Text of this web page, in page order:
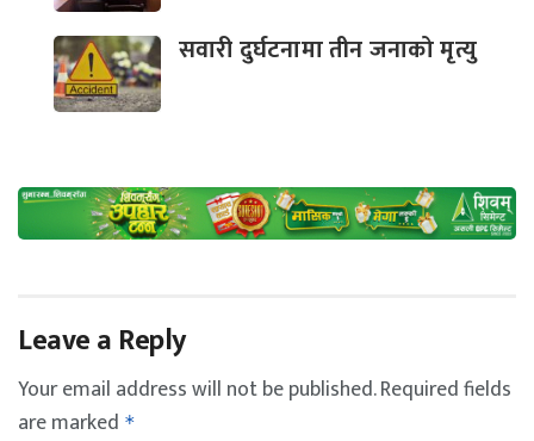
सवारी दुर्घटनामा तीन जनाको मृत्यु
Leave a Reply
Your email address will not be published.Required fields
are marked *